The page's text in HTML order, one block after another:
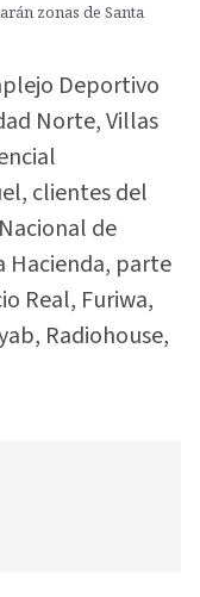
zonas de Santa
Deportivo
Norte, Villas
clientes del
de
Hacienda, parte
Real, Furiwa,
Radiohouse,